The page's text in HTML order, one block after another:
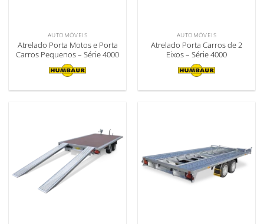
AUTOMÓVEIS
Atrelado Porta Motos e Porta
Carros Pequenos – Série 4000
AUTOMÓVEIS
Atrelado Porta Carros de 2
Eixos – Série 4000